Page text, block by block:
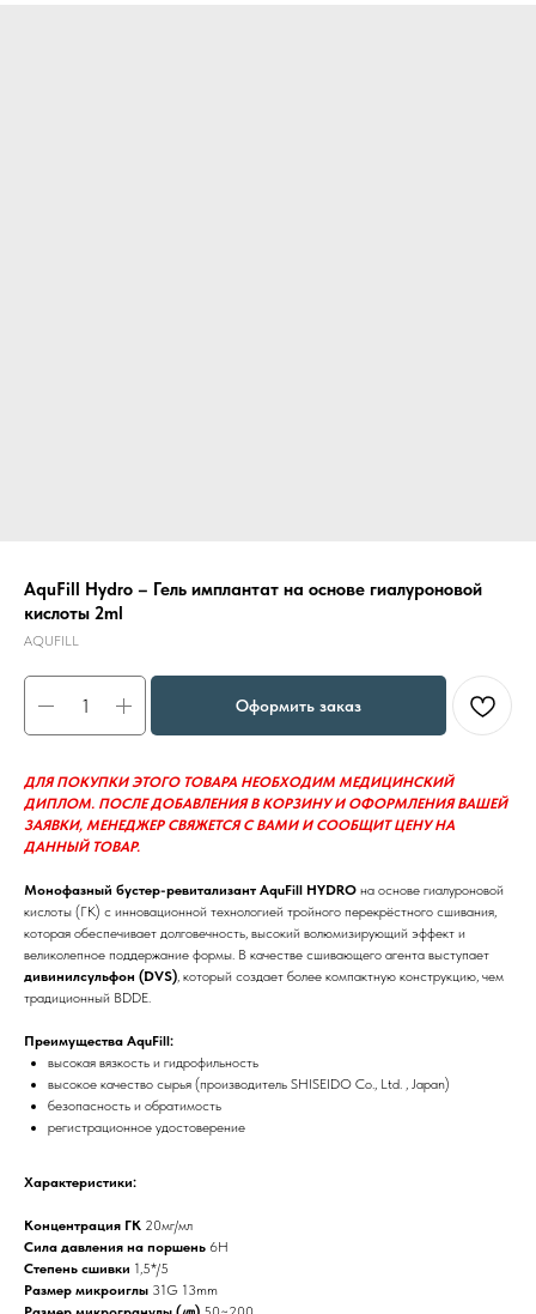
AquFill Hydro – Гель имплантат на основе гиалуроновой
кислоты 2ml
AQUFILL
Оформить заказ
ДЛЯ ПОКУПКИ ЭТОГО ТОВАРА НЕОБХОДИМ МЕДИЦИНСКИЙ
ДИПЛОМ. ПОСЛЕ ДОБАВЛЕНИЯ В КОРЗИНУ И ОФОРМЛЕНИЯ ВАШЕЙ
ЗАЯВКИ, МЕНЕДЖЕР СВЯЖЕТСЯ С ВАМИ И СООБЩИТ ЦЕНУ НА
ДАННЫЙ ТОВАР.
Монофазный бустер-ревитализант AquFill HYDRO на основе гиалуроновой
кислоты (ГК) c инновационной технологией тройного перекрёстного сшивания,
которая обеспечивает долговечность, высокий волюмизирующий эффект и
великолепное поддержание формы. В качестве сшивающего агента выступает
дивинилсульфон (DVS), который создает более компактную конструкцию, чем
традиционный BDDE.
Преимущества AquFill:
высокая вязкость и гидрофильность
высокое качество сырья (производитель SHISEIDO Co., Ltd. , Japan)
безопасность и обратимость
регистрационное удостоверение
Характеристики:
Концентрация ГК 20мг/мл
Сила давления на поршень 6Н
Степень сшивки 1,5*/5
Размер микроиглы 31G 13mm